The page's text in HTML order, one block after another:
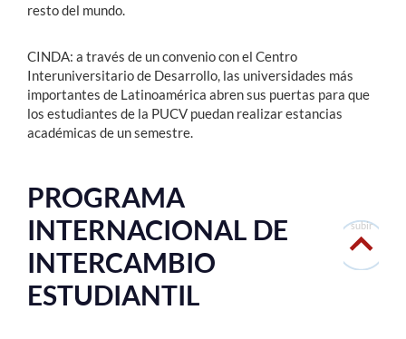
resto del mundo.
CINDA: a través de un convenio con el Centro
Interuniversitario de Desarrollo, las universidades más
importantes de Latinoamérica abren sus puertas para que
los estudiantes de la PUCV puedan realizar estancias
académicas de un semestre.
PROGRAMA
INTERNACIONAL DE
INTERCAMBIO
ESTUDIANTIL
subir